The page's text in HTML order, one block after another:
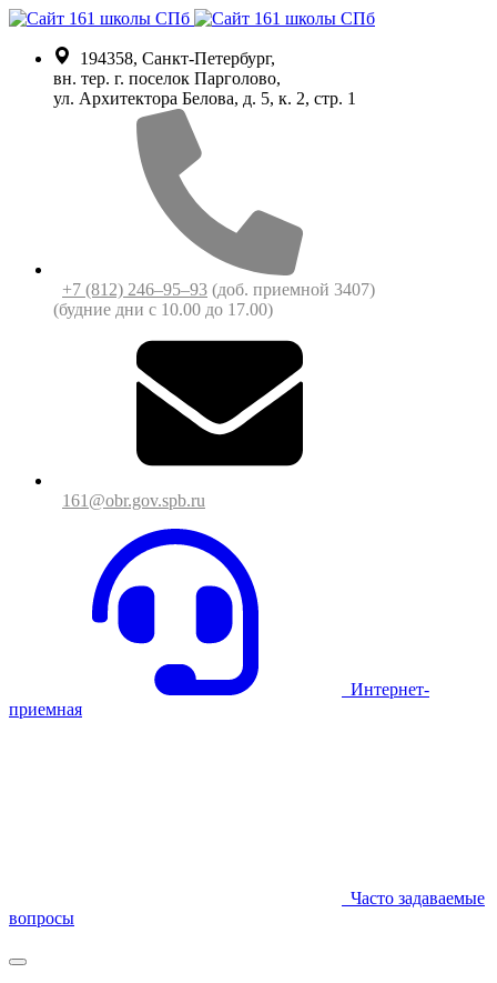
194358, Санкт-Петербург,
вн. тер. г. поселок Парголово,
ул. Архитектора Белова, д. 5, к. 2, cтр. 1
+7 (812) 246‒95‒93 (доб. приемной 3407)
(будние дни c 10.00 до 17.00)
161@obr.gov.spb.ru
Интернет-
приемная
Часто задаваемые
вопросы